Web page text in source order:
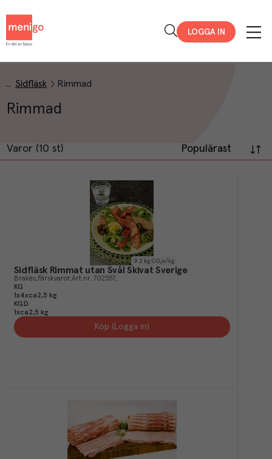
LOGGA IN
Sidfläsk Rimmad
Rimmad
Varor (10 st) Populärast
9.2 kg CO₂e/kg
Sidfläsk Rimmat utan Svål Skivat Sverige
Brakes Färskvaror Art.nr. 702557
KG
1x4xca2,5 kg
KGD
1xca2,5 kg
Köp (Logga in)